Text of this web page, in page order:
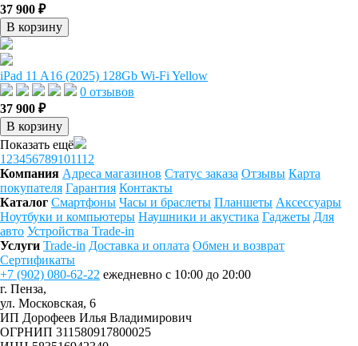
37 900 ₽
В корзину
iPad 11 A16 (2025) 128Gb Wi-Fi Yellow
0 отзывов
37 900 ₽
В корзину
Показать ещё
1 23456789101112
Компания Адреса магазинов Статус заказа Отзывы Карта
покупателя Гарантия Контакты
Каталог Смартфоны Часы и браслеты Планшеты Аксессуары
Ноутбуки и компьютеры Наушники и акустика Гаджеты Для
авто Устройства Trade-in
Услуги Trade-in Доставка и оплата Обмен и возврат
Сертификаты
+7 (902) 080-62-22 ежедневно с 10:00 до 20:00
г. Пенза,
ул. Московская, 6
ИП Дорофеев Илья Владимирович
ОГРНИП 311580917800025